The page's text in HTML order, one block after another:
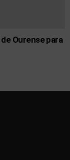
Ourense para